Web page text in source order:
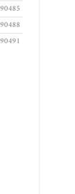
90485 - 3 /10
90488 - 3 /13
90491 - 3 /16